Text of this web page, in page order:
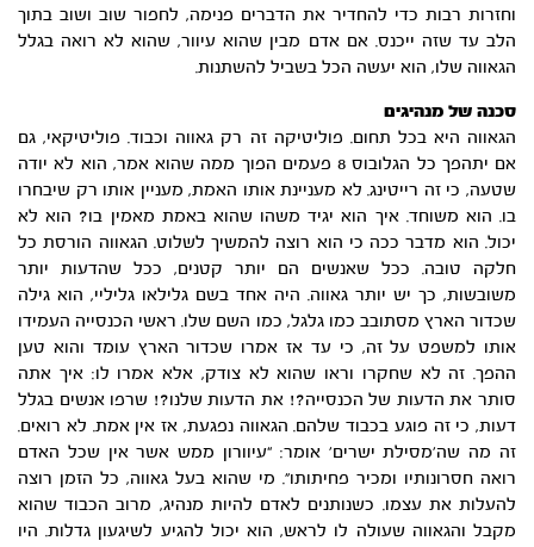
וחזרות רבות כדי להחדיר את הדברים פנימה, לחפור שוב ושוב בתוך
הלב עד שזה ייכנס. אם אדם מבין שהוא עיוור, שהוא לא רואה בגלל
הגאווה שלו, הוא יעשה הכל בשביל להשתנות.
סכנה של מנהיגים
הגאווה היא בכל תחום. פוליטיקה זה רק גאווה וכבוד. פוליטיקאי, גם
אם יתהפך כל הגלובוס 8 פעמים הפוך ממה שהוא אמר, הוא לא יודה
שטעה, כי זה רייטינג. לא מעניינת אותו האמת, מעניין אותו רק שיבחרו
בו. הוא משוחד. איך הוא יגיד משהו שהוא באמת מאמין בו? הוא לא
יכול. הוא מדבר ככה כי הוא רוצה להמשיך לשלוט. הגאווה הורסת כל
חלקה טובה. ככל שאנשים הם יותר קטנים, ככל שהדעות יותר
משובשות, כך יש יותר גאווה. היה אחד בשם גלילאו גליליי, הוא גילה
שכדור הארץ מסתובב כמו גלגל, כמו השם שלו. ראשי הכנסייה העמידו
אותו למשפט על זה, כי עד אז אמרו שכדור הארץ עומד והוא טען
ההפך. זה לא שחקרו וראו שהוא לא צודק, אלא אמרו לו: איך אתה
סותר את הדעות של הכנסייה?! את הדעות שלנו?! שרפו אנשים בגלל
דעות, כי זה פוגע בכבוד שלהם. הגאווה נפגעת, אז אין אמת. לא רואים.
זה מה שה’מסילת ישרים’ אומר: “עיוורון ממש אשר אין שכל האדם
רואה חסרונותיו ומכיר פחיתותו”. מי שהוא בעל גאווה, כל הזמן רוצה
להעלות את עצמו. כשנותנים לאדם להיות מנהיג, מרוב הכבוד שהוא
מקבל והגאווה שעולה לו לראש, הוא יכול להגיע לשיגעון גדלות. היו